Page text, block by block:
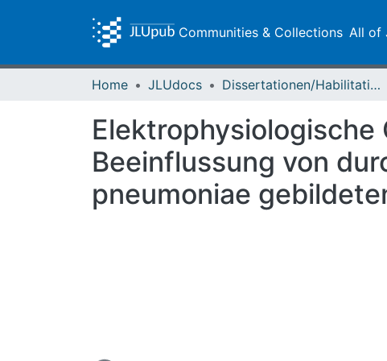
Communities & Collections All of
Home JLUdocs Dissertationen/Habilitationen
Beeinflussung von
pneumoniae